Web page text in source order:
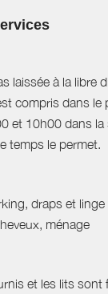
laissée à la libre
compris dans le
et 10h00 dans la
temps le permet.
draps et
ménage
et les lits sont